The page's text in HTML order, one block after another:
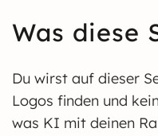
Was diese
Du wirst auf dieser
Logos finden und
was KI mit deinen